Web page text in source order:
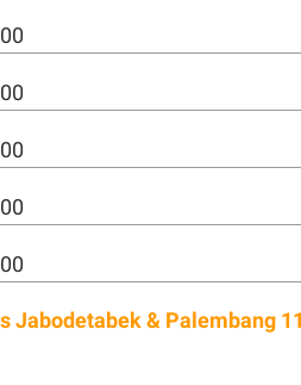
Jabodetabek & Palembang